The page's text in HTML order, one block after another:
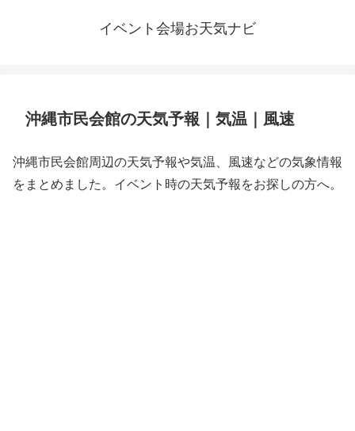
イベント会場お天気ナビ
沖縄市民会館の天気予報｜気温｜風速
沖縄市民会館周辺の天気予報や気温、風速などの気象情報
をまとめました。イベント時の天気予報をお探しの方へ。